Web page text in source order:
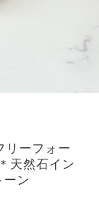
リーフォー
天然石イン
ーン